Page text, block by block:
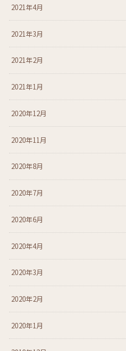
2021年4月
2021年3月
2021年2月
2021年1月
2020年12月
2020年11月
2020年8月
2020年7月
2020年6月
2020年4月
2020年3月
2020年2月
2020年1月